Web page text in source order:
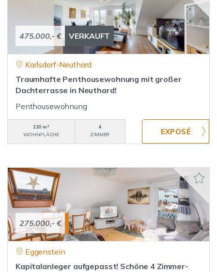
475.000,- € VERKAUFT
Karlsdorf-Neuthard
Traumhafte Penthousewohnung mit großer
Dachterrasse in Neuthard!
Penthousewohnung
120 m²
WOHNFLÄCHE
4
ZIMMER
275.000,- €
Eggenstein
Kapitalanleger aufgepasst! Schöne 4 Zimmer-